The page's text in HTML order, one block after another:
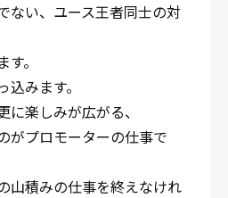
ない、ユース王者同士の対
。
みます。
楽しみが広がる、
がプロモーターの仕事で
山積みの仕事を終えなけれ